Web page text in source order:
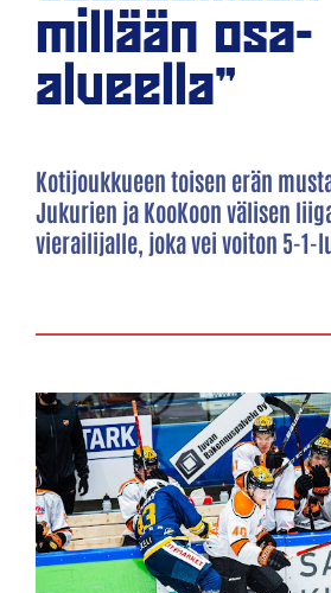
millään osa-
alueella"
Kotijoukkueen toisen erän
Jukurien ja KooKoon välisen
vierailijalle, joka vei voiton 5-1-